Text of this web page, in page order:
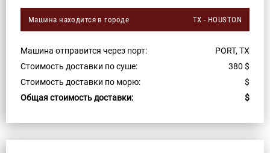
Машина находится в городе TX - HOUSTON
Машина отправится через порт:
PORT, TX
Стоимость доставки по суше:
380 $
Стоимость доставки по морю:
$
Общая стоимость доставки:
$